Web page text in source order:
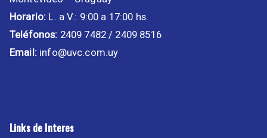
Horario: L. a V.: 9:00 a 17:00 hs.
Teléfonos: 2409 7482 / 2409 8516
Email:info@uvc.com.uy
Links de Interes